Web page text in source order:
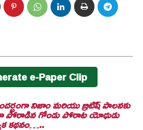
e-Paper Clip
నిజాం మరియు బ్రిటిష్ పాలనకు
పోరాడిన గోండు పోరాట యోధుడు
కథనం…..